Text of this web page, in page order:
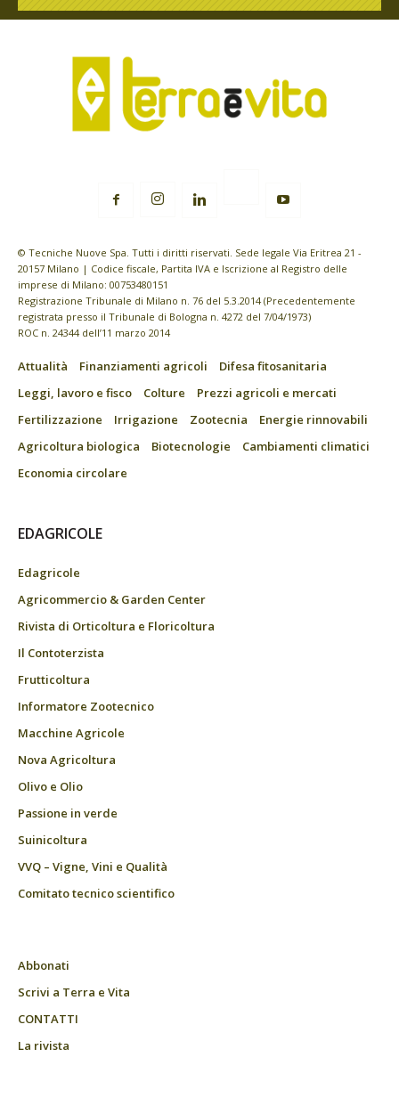
© Tecniche Nuove Spa. Tutti i diritti riservati. Sede legale Via Eritrea 21 -
20157 Milano | Codice fiscale, Partita IVA e Iscrizione al Registro delle
imprese di Milano: 00753480151
Registrazione Tribunale di Milano n. 76 del 5.3.2014 (Precedentemente
registrata presso il Tribunale di Bologna n. 4272 del 7/04/1973)
ROC n. 24344 dell’11 marzo 2014
Attualità Finanziamenti agricoli
Difesa fitosanitaria
Leggi, lavoro e fisco
Colture
Prezzi agricoli e mercati
Fertilizzazione
Irrigazione Zootecnia
Energie rinnovabili
Agricoltura biologica
Biotecnologie
Cambiamenti climatici
Economia circolare
EDAGRICOLE
Edagricole
Agricommercio & Garden Center
Rivista di Orticoltura e Floricoltura
Il Contoterzista
Frutticoltura
Informatore Zootecnico
Macchine Agricole
Nova Agricoltura
Olivo e Olio
Passione in verde
Suinicoltura
VVQ – Vigne, Vini e Qualità
Comitato tecnico scientifico
Abbonati
Scrivi a Terra e Vita
CONTATTI
La rivista